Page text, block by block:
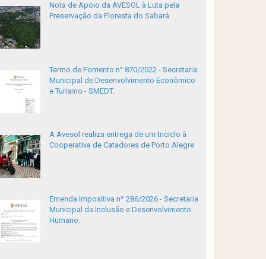
Nota de Apoio da AVESOL à Luta pela
Preservação da Floresta do Sabará
Termo de Fomento n° 870/2022 - Secretaria
Municipal de Desenvolvimento Econômico
e Turismo - SMEDT.
A Avesol realiza entrega de um triciclo à
Cooperativa de Catadores de Porto Alegre
Emenda Impositiva nº 286/2026 - Secretaria
Municipal da Inclusão e Desenvolvimento
Humano.